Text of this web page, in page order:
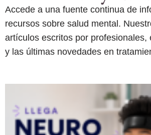
Accede a una fuente continua de
recursos sobre salud mental.
artículos escritos por profesionales,
y las últimas novedades en